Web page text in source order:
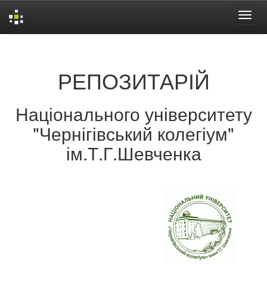
РЕПОЗИТАРІЙ
Національного університету
"Чернігівський колегіум"
ім.Т.Г.Шевченка